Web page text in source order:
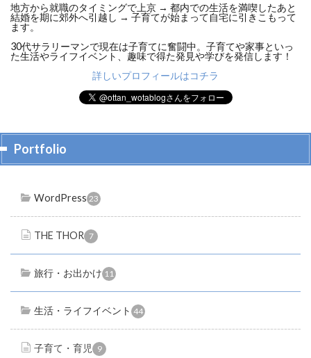
地方から就職のタイミングで上京 → 都内での生活を満喫したあと
結婚を期に郊外へ引越し → 子育てが始まって自宅に引きこもって
ます。
30代サラリーマンで現在は子育てに奮闘中。子育てや家事といっ
た生活やライフイベント、趣味で得た発見や学びを発信します！
詳しいプロフィールはコチラ
Portfolio
WordPress 23
THE THOR 7
旅行・お出かけ 11
生活・ライフイベント 44
子育て・育児 9